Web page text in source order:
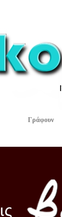
Γράφουν